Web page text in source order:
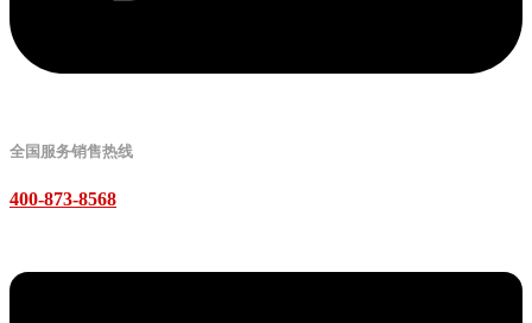
全国服务销售热线
400-873-8568